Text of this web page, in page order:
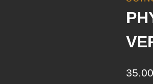
35.00